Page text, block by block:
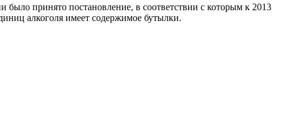
принято постановление, в соответствии с которым к 2013
алкоголя имеет содержимое бутылки.